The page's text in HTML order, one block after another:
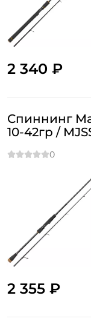
2 340 ₽
Спиннинг
10-42гр /
2 355 ₽